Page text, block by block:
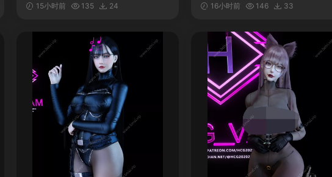
15小时前 135 24 16小时前 146 33